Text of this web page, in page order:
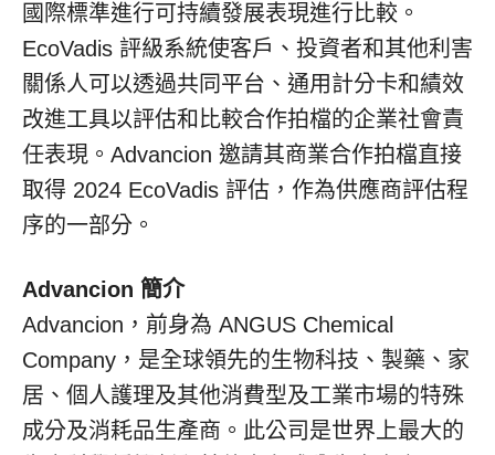
國際標準進行可持續發展表現進行比較。
EcoVadis 評級系統使客戶、投資者和其他利害
關係人可以透過共同平台、通用計分卡和績效
改進工具以評估和比較合作拍檔的企業社會責
任表現。Advancion 邀請其商業合作拍檔直接
取得 2024 EcoVadis 評估，作為供應商評估程
序的一部分。
Advancion 簡介
Advancion，前身為 ANGUS Chemical
Company，是全球領先的生物科技、製藥、家
居、個人護理及其他消費型及工業市場的特殊
成分及消耗品生產商。此公司是世界上最大的